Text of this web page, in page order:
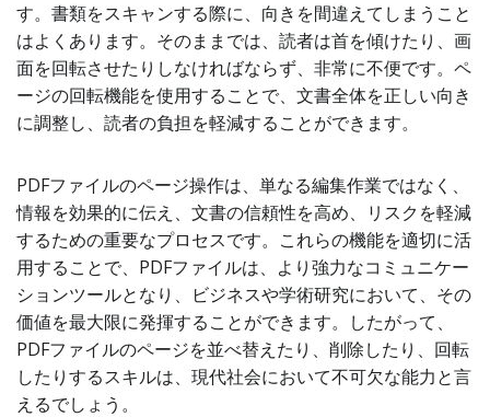
す。書類をスキャンする際に、向きを間違えてしまうこと
はよくあります。そのままでは、読者は首を傾けたり、画
面を回転させたりしなければならず、非常に不便です。ペ
ージの回転機能を使用することで、文書全体を正しい向き
に調整し、読者の負担を軽減することができます。
PDFファイルのページ操作は、単なる編集作業ではなく、
情報を効果的に伝え、文書の信頼性を高め、リスクを軽減
するための重要なプロセスです。これらの機能を適切に活
用することで、PDFファイルは、より強力なコミュニケー
ションツールとなり、ビジネスや学術研究において、その
価値を最大限に発揮することができます。したがって、
PDFファイルのページを並べ替えたり、削除したり、回転
したりするスキルは、現代社会において不可欠な能力と言
えるでしょう。